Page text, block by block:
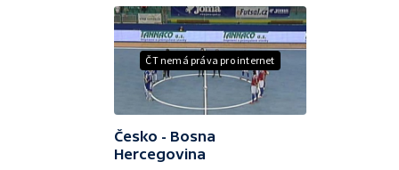
ČT nemá práva pro internet
Česko - Bosna
Hercegovina